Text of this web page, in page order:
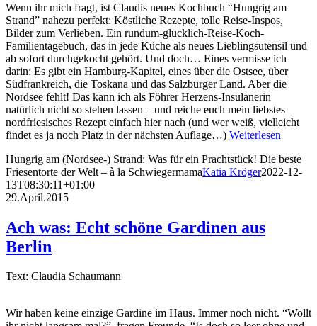
Wenn ihr mich fragt, ist Claudis neues Kochbuch “Hungrig am
Strand” nahezu perfekt: Köstliche Rezepte, tolle Reise-Inspos,
Bilder zum Verlieben. Ein rundum-glücklich-Reise-Koch-
Familientagebuch, das in jede Küche als neues Lieblingsutensil und
ab sofort durchgekocht gehört. Und doch… Eines vermisse ich
darin: Es gibt ein Hamburg-Kapitel, eines über die Ostsee, über
Südfrankreich, die Toskana und das Salzburger Land. Aber die
Nordsee fehlt! Das kann ich als Föhrer Herzens-Insulanerin
natürlich nicht so stehen lassen – und reiche euch mein liebstes
nordfriesisches Rezept einfach hier nach (und wer weiß, vielleicht
findet es ja noch Platz in der nächsten Auflage…) Weiterlesen
Hungrig am (Nordsee-) Strand: Was für ein Prachtstück! Die beste
Friesentorte der Welt – à la SchwiegermamaKatia Kröger2022-12-
13T08:30:11+01:00
29.April.2015
Ach was: Echt schöne Gardinen aus
Berlin
Text: Claudia Schaumann
Wir haben keine einzige Gardine im Haus. Immer noch nicht. “Wollt